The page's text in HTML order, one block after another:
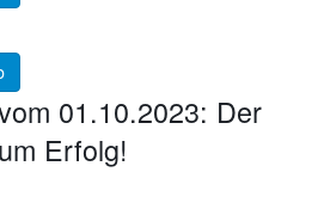
01.10.2023: Der
Erfolg!